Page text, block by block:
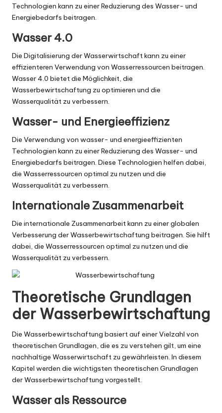
Technologien kann zu einer Reduzierung des Wasser- und
Energiebedarfs beitragen.
Wasser 4.0
Die Digitalisierung der Wasserwirtschaft kann zu einer
effizienteren Verwendung von Wasserressourcen beitragen.
Wasser 4.0 bietet die Möglichkeit, die
Wasserbewirtschaftung zu optimieren und die
Wasserqualität zu verbessern.
Wasser- und Energieeffizienz
Die Verwendung von wasser- und energieeffizienten
Technologien kann zu einer Reduzierung des Wasser- und
Energiebedarfs beitragen. Diese Technologien helfen dabei,
die Wasserressourcen optimal zu nutzen und die
Wasserqualität zu verbessern.
Internationale Zusammenarbeit
Die internationale Zusammenarbeit kann zu einer globalen
Verbesserung der Wasserbewirtschaftung beitragen. Sie hilft
dabei, die Wasserressourcen optimal zu nutzen und die
Wasserqualität zu verbessern.
Theoretische Grundlagen
der Wasserbewirtschaftung
Die Wasserbewirtschaftung basiert auf einer Vielzahl von
theoretischen Grundlagen, die es zu verstehen gilt, um eine
nachhaltige Wasserwirtschaft zu gewährleisten. In diesem
Kapitel werden die wichtigsten theoretischen Grundlagen
der Wasserbewirtschaftung vorgestellt.
Wasser als Ressource